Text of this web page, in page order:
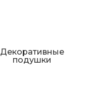
Декоративные
подушки